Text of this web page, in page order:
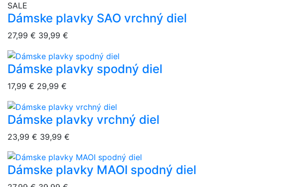
overlay bg
SALE
Dámske plavky SAO vrchný diel
27,99 € 39,99 €
overlay bg
Dámske plavky spodný diel
17,99 € 29,99 €
overlay bg
Dámske plavky vrchný diel
23,99 € 39,99 €
overlay bg
Dámske plavky MAOI spodný diel